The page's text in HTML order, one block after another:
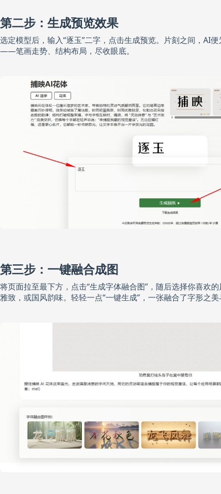
第二步：生成预览效果
选定模型后，输入“逐玉”二字，点击生成预览。片刻之间，AI
——笔画走势、结构布局，尽收眼底。
第三步：一键融合成图
将页面拉至最下方，点击“生成字体融合图”，随后选择你喜
雅致，或国风韵味。轻轻一点“一键生成”，一张融合了字形之